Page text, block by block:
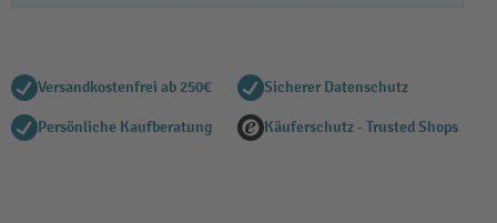
Versandkostenfrei ab 250€ Sicherer Datenschutz
Persönliche Kaufberatung Käuferschutz - Trusted Shops